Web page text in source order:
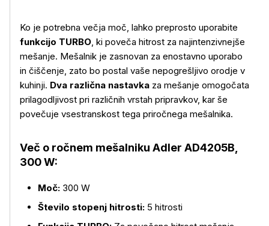
Več o izdelku
Ko je potrebna večja moč, lahko preprosto uporabite
funkcijo TURBO, ki poveča hitrost za najintenzivnejše
mešanje. Mešalnik je zasnovan za enostavno uporabo
in čiščenje, zato bo postal vaše nepogrešljivo orodje v
kuhinji. Dva različna nastavka za mešanje omogočata
prilagodljivost pri različnih vrstah pripravkov, kar še
povečuje vsestranskost tega priročnega mešalnika.
Več o ročnem mešalniku Adler AD4205B,
300 W:
Moč: 300 W
Število stopenj hitrosti: 5 hitrosti